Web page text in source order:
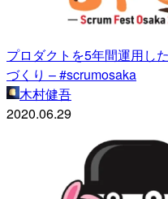
プロダクトを5年間運用し
づくり – #scrumosaka
木村健吾
2020.06.29